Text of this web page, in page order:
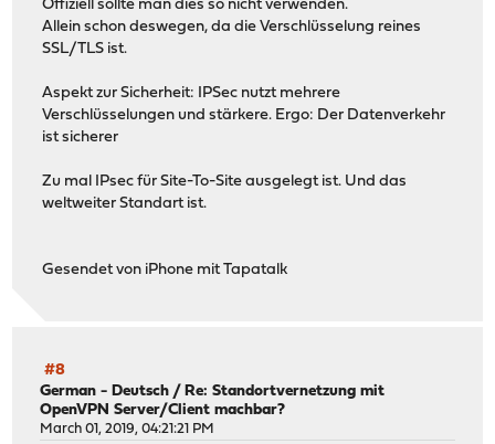
Offiziell sollte man dies so nicht verwenden.
Allein schon deswegen, da die Verschlüsselung reines
SSL/TLS ist.
Aspekt zur Sicherheit: IPSec nutzt mehrere
Verschlüsselungen und stärkere. Ergo: Der Datenverkehr
ist sicherer
Zu mal IPsec für Site-To-Site ausgelegt ist. Und das
weltweiter Standart ist.
Gesendet von iPhone mit Tapatalk
#8
German - Deutsch / Re: Standortvernetzung mit
OpenVPN Server/Client machbar?
March 01, 2019, 04:21:21 PM